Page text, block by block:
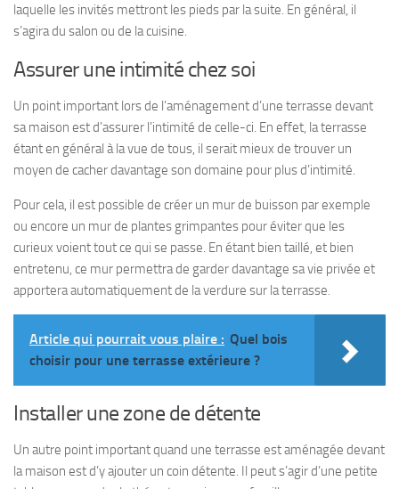
laquelle les invités mettront les pieds par la suite. En général, il
s’agira du salon ou de la cuisine.
Assurer une intimité chez soi
Un point important lors de l’aménagement d’une terrasse devant
sa maison est d’assurer l’intimité de celle-ci. En effet, la terrasse
étant en général à la vue de tous, il serait mieux de trouver un
moyen de cacher davantage son domaine pour plus d’intimité.
Pour cela, il est possible de créer un mur de buisson par exemple
ou encore un mur de plantes grimpantes pour éviter que les
curieux voient tout ce qui se passe. En étant bien taillé, et bien
entretenu, ce mur permettra de garder davantage sa vie privée et
apportera automatiquement de la verdure sur la terrasse.
Article qui pourrait vous plaire : Quel bois
choisir pour une terrasse extérieure ?
Installer une zone de détente
Un autre point important quand une terrasse est aménagée devant
la maison est d’y ajouter un coin détente. Il peut s’agir d’une petite